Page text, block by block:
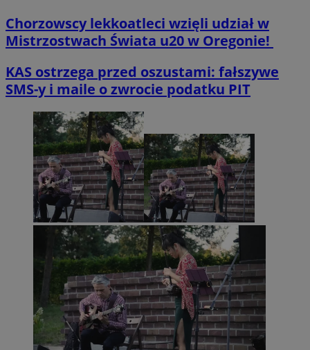
Chorzowscy lekkoatleci wzięli udział w
Mistrzostwach Świata u20 w Oregonie!
KAS ostrzega przed oszustami: fałszywe
SMS-y i maile o zwrocie podatku PIT